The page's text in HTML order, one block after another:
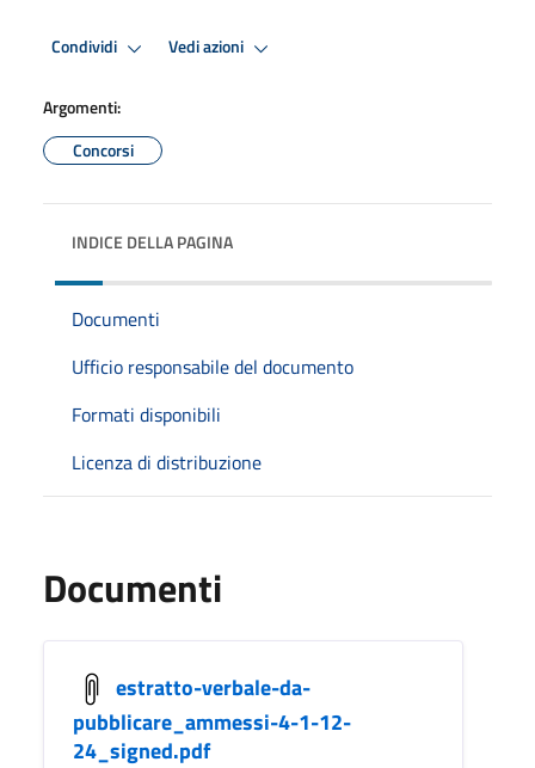
Condividi Vedi azioni
Argomenti:
Concorsi
INDICE DELLA PAGINA
Documenti
Ufficio responsabile del documento
Formati disponibili
Licenza di distribuzione
Documenti
estratto-verbale-da-
pubblicare_ammessi-4-1-12-
24_signed.pdf